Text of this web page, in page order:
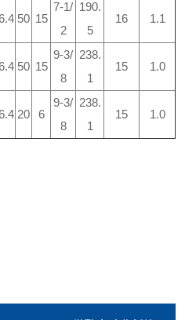
50 15
7-1/
2
190.
5
16 1.1
50 15
9-3/
8
238.
1
15 1.0
20 6
9-3/
8
238.
1
15 1.0